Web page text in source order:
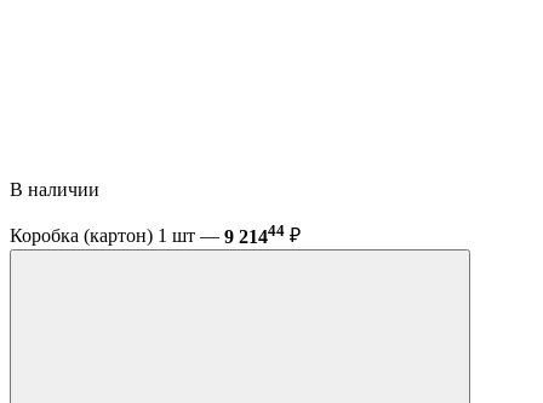
В наличии
Коробка (картон) 1 шт — 9 21444 ₽